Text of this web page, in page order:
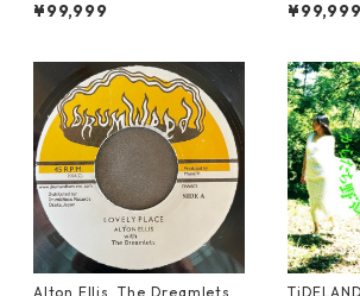
¥99,999 ¥99,999
Alton Ellis, The Dreamlets -